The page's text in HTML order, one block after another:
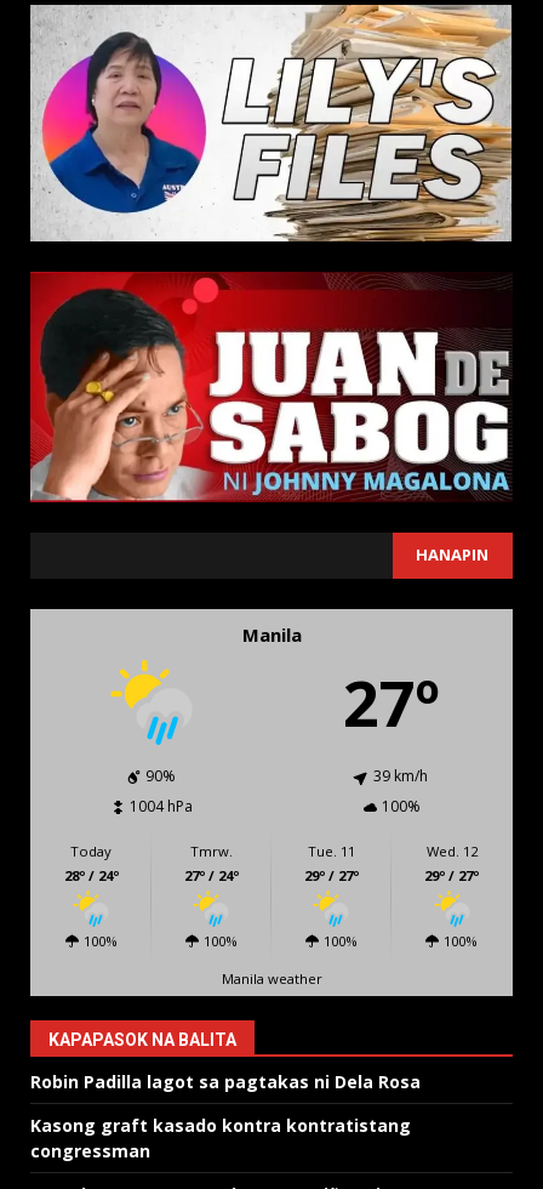
HANAPIN
Manila
27º
90%
39 km/h
1004 hPa
100%
Today
28º / 24º
100%
Tmrw.
27º / 24º
100%
Tue. 11
29º / 27º
100%
Wed. 12
29º / 27º
100%
Manila weather
KAPAPASOK NA BALITA
Robin Padilla lagot sa pagtakas ni Dela Rosa
Kasong graft kasado kontra kontratistang
congressman